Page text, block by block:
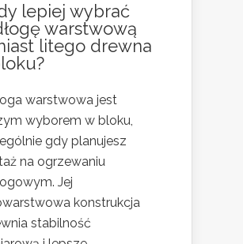
lepiej wybrać
warstwową
litego drewna
warstwowa jest
wyborem w bloku,
gdy planujesz
na ogrzewaniu
Jej
konstrukcja
stabilność